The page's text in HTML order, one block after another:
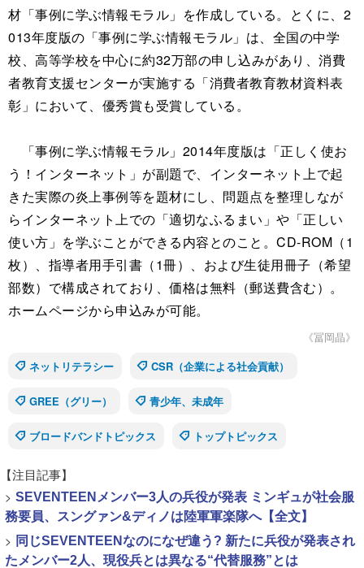
材「事例に学ぶ情報モラル」を作成している。とくに、2
013年度版の「事例に学ぶ情報モラル」は、全国の中学
校、高等学校を中心に約32万部の申し込みがあり、消費
者教育支援センターが実施する「消費者教育教材資料表
彰」において、優秀賞も受賞している。
「事例に学ぶ情報モラル」2014年度版は「正しく使お
う！インターネット」が副題で、インターネット上で起
きた実際の炎上事例等を題材にし、問題点を整理しなが
らインターネット上での「適切なふるまい」や「正しい
使い方」を学ぶことができる内容とのこと。CD-ROM（1
枚）、指導者用手引書（1冊）、および生徒用冊子（希望
部数）で構成されており、価格は無料（郵送費含む）。
ホームページから申込みが可能。
《冨岡晶》
ネットリテラシー
CSR（企業による社会貢献）
GREE（グリー） 青少年、未成年
ブロードバンドトピックス トップトピックス
【注目記事】
> SEVENTEENメンバー3人の兵役が発表 ミンギュが社会服
務要員、スングァン&ディノは陸軍軍楽隊へ【全文】
> 同じSEVENTEENなのになぜ違う? 新たに兵役が発表され
たメンバー2人、現役兵とは異なる“代替服務”とは